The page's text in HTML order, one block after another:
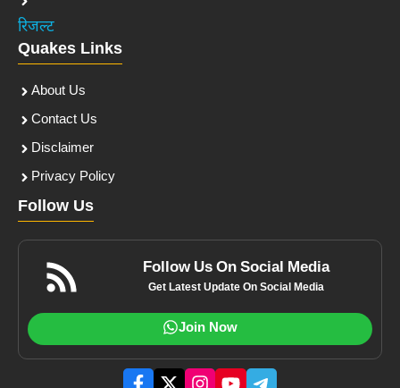
रिजल्ट
Quakes Links
About Us
Contact Us
Disclaimer
Privacy Policy
Follow Us
Follow Us On Social Media
Get Latest Update On Social Media
Join Now